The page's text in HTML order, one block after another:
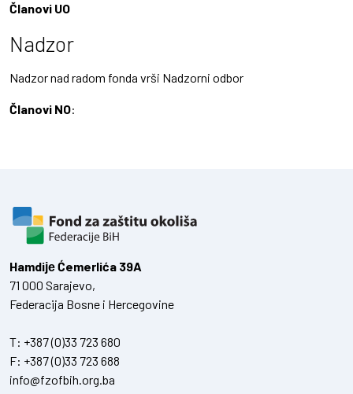
Članovi UO
Nadzor
Nadzor nad radom fonda vrši Nadzorni odbor
Članovi NO:
Hamdiје Ćemerlića 39A
71 000 Sarajevo,
Federacija Bosne i Hercegovine
T: +387 (0)33 723 680
F: +387 (0)33 723 688
info@fzofbih.org.ba